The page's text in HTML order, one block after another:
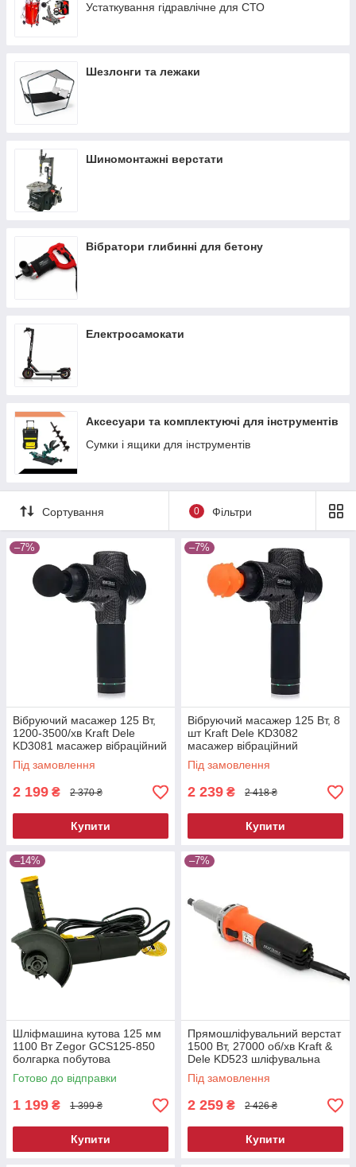
Устаткування гідравлічне для СТО
Шезлонги та лежаки
Шиномонтажні верстати
Вібратори глибинні для бетону
Електросамокати
Аксесуари та комплектуючі для інструментів
Сумки і ящики для інструментів
Сортування 0 Фільтри
–7%
Вібруючий масажер 125 Вт,
1200-3500/хв Kraft Dele
KD3081 масажер вібраційний
Під замовлення
2 199 ₴ 2 370 ₴
Купити
–7%
Вібруючий масажер 125 Вт, 8
шт Kraft Dele KD3082
масажер вібраційний
Під замовлення
2 239 ₴ 2 418 ₴
Купити
–14%
Шліфмашина кутова 125 мм
1100 Вт Zegor GCS125-850
болгарка побутова
електрична для різання та
шліфування
Готово до відправки
1 199 ₴ 1 399 ₴
Купити
–7%
Прямошліфувальний верстат
1500 Вт, 27000 об/хв Kraft &
Dele KD523 шліфувальна
машина пряма
Під замовлення
2 259 ₴ 2 426 ₴
Купити